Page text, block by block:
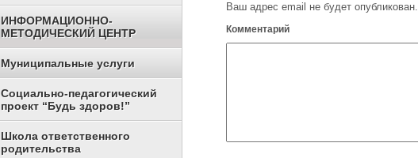
Ваш адрес email не будет опубликован.
Комментарий
ИНФОРМАЦИОННО-
МЕТОДИЧЕСКИЙ ЦЕНТР
Муниципальные услуги
Социально-педагогический
проект “Будь здоров!”
Школа ответственного
родительства